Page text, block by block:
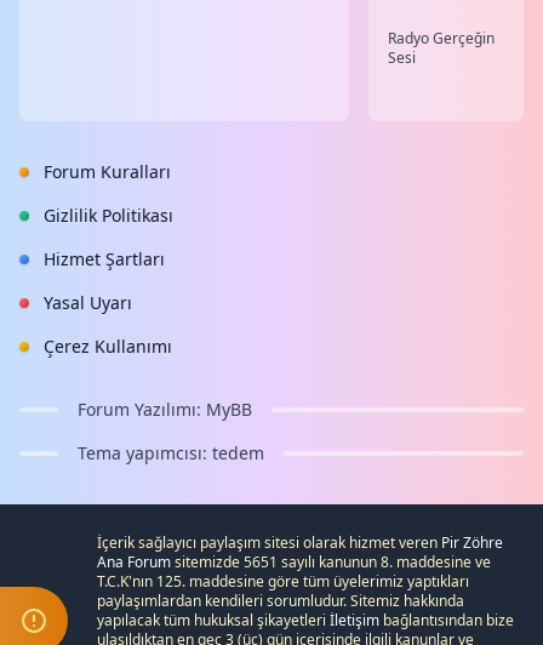
Radyo Gerçeğin
Sesi
Forum Kuralları
Gizlilik Politikası
Hizmet Şartları
Yasal Uyarı
Çerez Kullanımı
Forum Yazılımı: MyBB
Tema yapımcısı: tedem
İçerik sağlayıcı paylaşım sitesi olarak hizmet veren Pir Zöhre
Ana Forumsitemizde 5651 sayılı kanunun 8. maddesine ve
T.C.K'nın 125. maddesine göre tüm üyelerimiz yaptıkları
paylaşımlardan kendileri sorumludur. Sitemiz hakkında
yapılacak tüm hukuksal şikayetleri İletişim bağlantısından bize
ulaşıldıktan en geç 3 (üç) gün içerisinde ilgili kanunlar ve